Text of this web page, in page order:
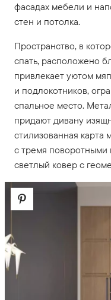
фасадах мебели и
стен и потолка.
Пространство, в
спать, расположено
привлекает уютом
и подлокотников,
спальное место.
придают дивану
стилизованная
с тремя
светлый ковер с